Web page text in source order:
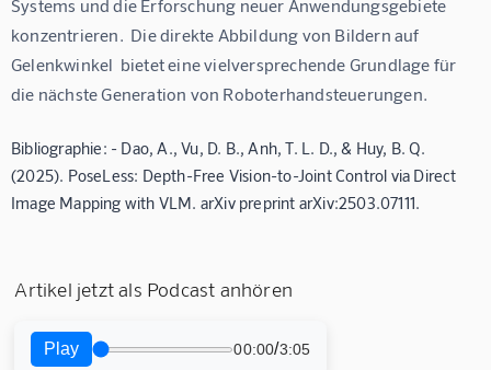
Systems und die Erforschung neuer Anwendungsgebiete
konzentrieren.  Die direkte Abbildung von Bildern auf
Gelenkwinkel  bietet eine vielversprechende Grundlage für
die nächste Generation von Roboterhandsteuerungen.
Bibliographie: - Dao, A., Vu, D. B., Anh, T. L. D., & Huy, B. Q.
(2025). PoseLess: Depth-Free Vision-to-Joint Control via Direct
Image Mapping with VLM. arXiv preprint arXiv:2503.07111.
Artikel jetzt als Podcast anhören
Play 00:00/3:05